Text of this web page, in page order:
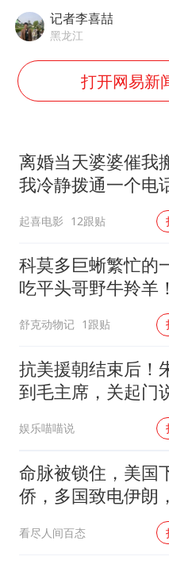
“中
记者李喜喆
黑龙江
打开网易新
离婚当天婆婆催我
我冷静拨通一个电
起喜电影 12跟贴
科莫多巨蜥繁忙的
吃平头哥野牛羚羊！
舒克动物记 1跟贴
抗美援朝结束后！
到毛主席，关起门
娱乐喵喵说
命脉被锁住，美国
侨，多国致电伊朗
看尽人间百态